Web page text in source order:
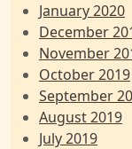
January 2020
December
November
October 2019
September
August 2019
July 2019